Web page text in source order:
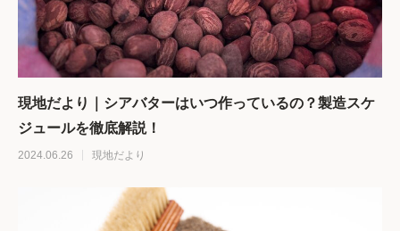
現地だより｜シアバターはいつ作っているの？製造スケ
ジュールを徹底解説！
2024.06.26 現地だより